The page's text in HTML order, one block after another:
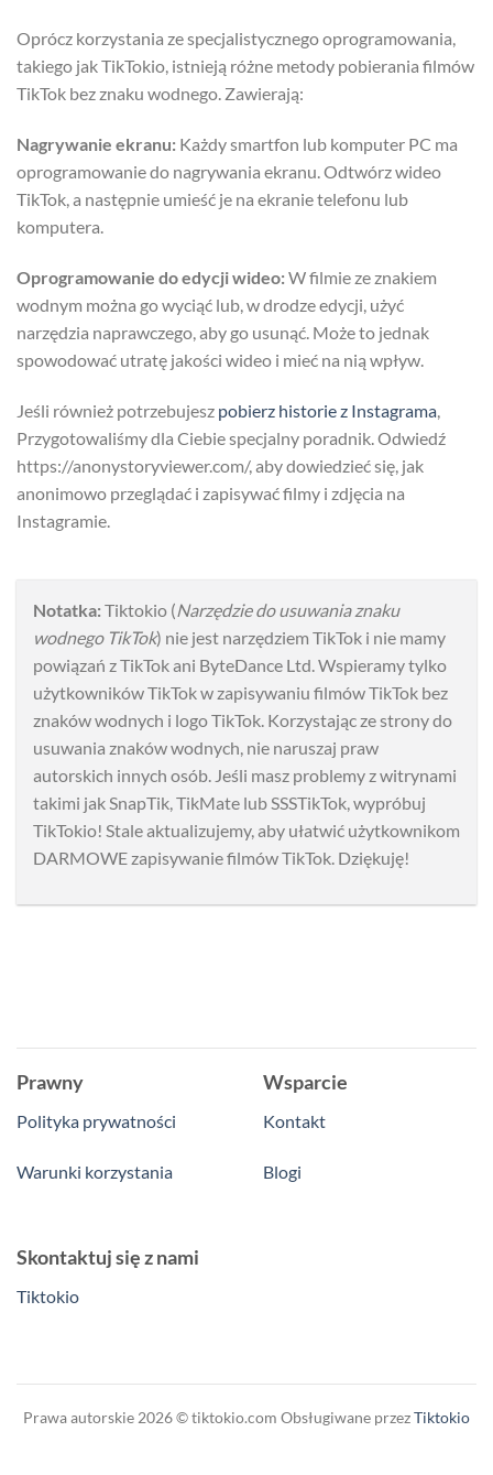
Oprócz korzystania ze specjalistycznego oprogramowania,
takiego jak TikTokio, istnieją różne metody pobierania filmów
TikTok bez znaku wodnego. Zawierają:
Nagrywanie ekranu: Każdy smartfon lub komputer PC ma
oprogramowanie do nagrywania ekranu. Odtwórz wideo
TikTok, a następnie umieść je na ekranie telefonu lub
komputera.
Oprogramowanie do edycji wideo:W filmie ze znakiem
wodnym można go wyciąć lub, w drodze edycji, użyć
narzędzia naprawczego, aby go usunąć. Może to jednak
spowodować utratę jakości wideo i mieć na nią wpływ.
Jeśli również potrzebujesz pobierz historie z Instagrama
Przygotowaliśmy dla Ciebie specjalny poradnik. Odwiedź
https://anonystoryviewer.com/, aby dowiedzieć się, jak
anonimowo przeglądać i zapisywać filmy i zdjęcia na
Instagramie.
Notatka: Tiktokio (Narzędzie do usuwania znaku
wodnego TikTok) nie jest narzędziem TikTok i nie mamy
powiązań z TikTok ani ByteDance Ltd. Wspieramy tylko
użytkowników TikTok w zapisywaniu filmów TikTok bez
znaków wodnych i logo TikTok. Korzystając ze strony do
usuwania znaków wodnych, nie naruszaj praw
autorskich innych osób. Jeśli masz problemy z witrynami
takimi jak SnapTik, TikMate lub SSSTikTok, wypróbuj
TikTokio! Stale aktualizujemy, aby ułatwić użytkownikom
DARMOWE zapisywanie filmów TikTok. Dziękuję!
Prawny
Polityka prywatności
Warunki korzystania
Wsparcie
Kontakt
Blogi
Skontaktuj się z nami
Tiktokio
Prawa autorskie 2026 © tiktokio.com Obsługiwane przezTiktokio